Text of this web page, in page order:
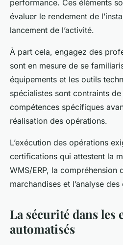
performance. Ces éléments
évaluer le rendement de
lancement de l’activité.
À part cela, engagez des
sont en mesure de se
équipements et les outils
spécialistes sont contraints
compétences spécifiques
réalisation des opérations.
L’exécution des opérations
certifications qui attestent la
WMS/ERP, la compréhension
marchandises et l’analyse
La sécurité dans les
automatisés